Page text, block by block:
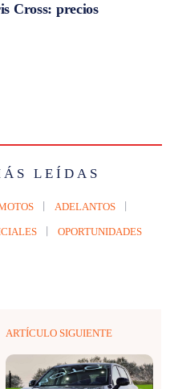
Cross: precios
LEÍDAS
ADELANTOS
OPORTUNIDADES
ARTÍCULO SIGUIENTE